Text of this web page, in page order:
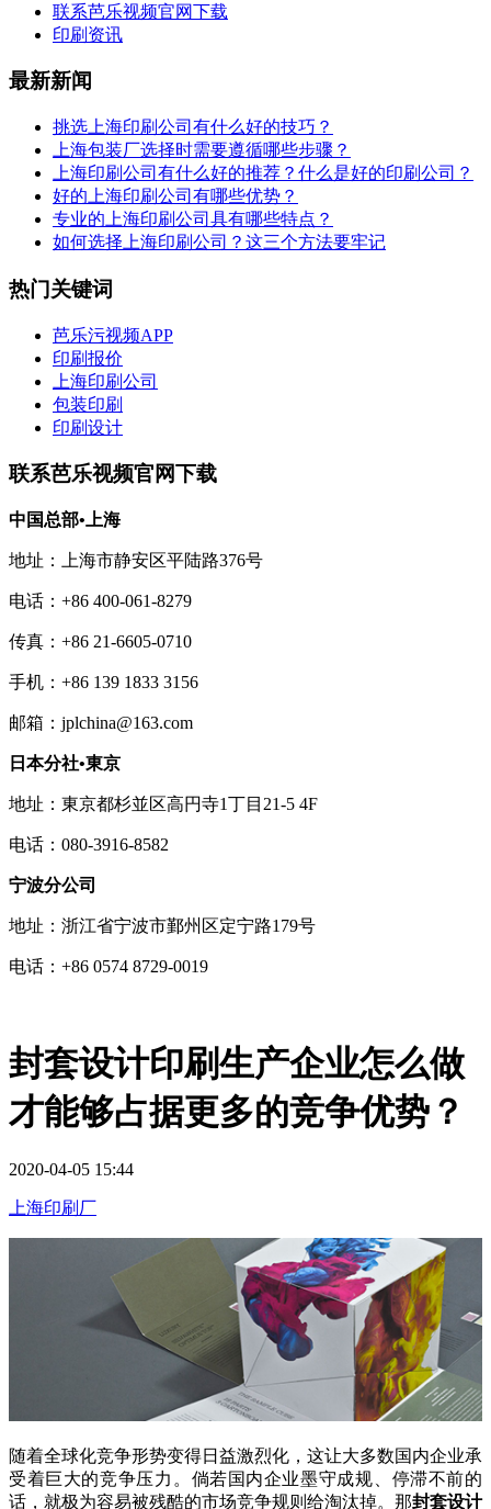
联系芭乐视频官网下载
印刷资讯
最新新闻
挑选上海印刷公司有什么好的技巧？
上海包装厂选择时需要遵循哪些步骤？
上海印刷公司有什么好的推荐？什么是好的印刷公司？
好的上海印刷公司有哪些优势？
专业的上海印刷公司具有哪些特点？
如何选择上海印刷公司？这三个方法要牢记
热门关键词
芭乐污视频APP
印刷报价
上海印刷公司
包装印刷
印刷设计
联系芭乐视频官网下载
中国总部•上海
地址：上海市静安区平陆路376号
电话：+86 400-061-8279
传真：+86 21-6605-0710
手机：+86 139 1833 3156
邮箱：jplchina@163.com
日本分社•東京
地址：東京都杉並区高円寺1丁目21-5 4F
电话：080-3916-8582
宁波分公司
地址：浙江省宁波市鄞州区定宁路179号
电话：+86 0574 8729-0019
封套设计印刷生产企业怎么做
才能够占据更多的竞争优势？
2020-04-05 15:44
上海印刷厂
随着全球化竞争形势变得日益激烈化，这让大多数国内企业承
受着巨大的竞争压力。倘若国内企业墨守成规、停滞不前的
话，就极为容易被残酷的市场竞争规则给淘汰掉。那封套设计